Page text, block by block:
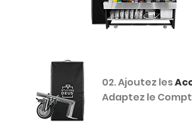
02. Ajoutez les
Adaptez le